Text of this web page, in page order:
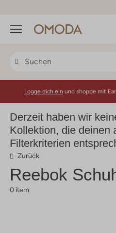
Menü
Logge dich ein und shoppe mit
Derzeit haben wir
Kollektion, die deinen
Filterkriterien
Zurück
Reebok
0 item